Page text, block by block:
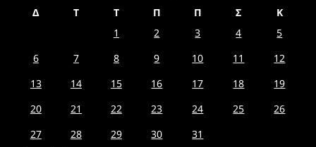
Δ Τ Τ Π Π Σ
Κ
1
2 3 4
5
6
7 8 9 10 11
12
13
14 15 16 17 18
19
20
21 22 23 24 25
26
27
28 29 30
31